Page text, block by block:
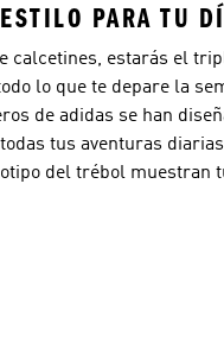
PARA TU
calcetines, estarás el
lo que te depare la
de adidas se han
tus aventuras
del trébol muestran